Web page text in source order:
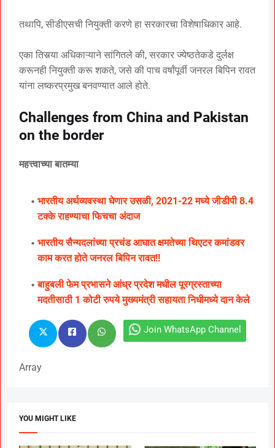
तथापि, सीडीएसची नियुक्ती करणे हा सरकारचा विशेषाधिकार आहे.
एका तिसर्‍या अधिकाऱ्याने सांगितले की, सरकार ज्येष्ठतेकडे दुर्लक्ष
करूनही नियुक्ती करू शकते, जसे की पाच वर्षांपूर्वी जनरल बिपिन रावत
यांना लष्करप्रमुख बनवण्यात आले होते.
Challenges from China and Pakistan
on the border
महत्त्वाच्या बातम्या
भारतीय अर्थव्यवस्था घेणार उसळी, 2021-22 मध्ये जीडीपी 8.4
टक्के राहण्याचा फिचचा अंदाज
भारतीय सैन्यदलांच्या प्रचंड आघात क्षमतेच्या थिएटर कमांडवर
काम करत होते जनरल बिपिन रावत!!
बाहुबली फेम प्रभासने आंध्र प्रदेश मधील पूरग्रस्ताच्या
मदतीसाठी 1 कोटी रुपये मुख्यमंत्री सहायता निधीमध्ये दान केले
Join WhatsApp Channel
Array
YOU MIGHT LIKE